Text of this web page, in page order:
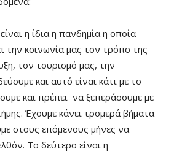
η ίδια η πανδημία η οποία
την κοινωνία μας τον τρόπο της
τον τουρισμό μας, την
και αυτό είναι κάτι με το
και πρέπει να ξεπεράσουμε με
Έχουμε κάνει τρομερά βήματα
στους επόμενους μήνες να
Το δεύτερο είναι η